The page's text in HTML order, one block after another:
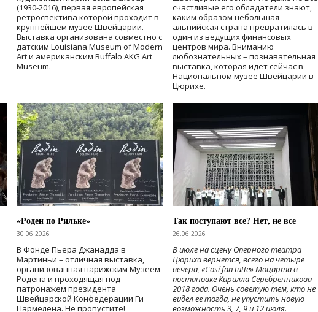
(1930-2016), первая европейская
ретроспектива которой проходит в
крупнейшем музее Швейцарии.
Выставка организована совместно с
датским Louisiana Museum of Modern
Art и американским Buffalo AKG Art
Museum.
счастливые его обладатели знают,
каким образом небольшая
альпийская страна превратилась в
один из ведущих финансовых
центров мира. Вниманию
любознательных – познавательная
выставка, которая идет сейчас в
Национальном музее Швейцарии в
Цюрихе.
«Роден по Рильке»
30.06.2026
В Фонде Пьера Джанадда в
Мартиньи – отличная выставка,
организованная парижским Музеем
Родена и проходящая под
патронажем президента
Швейцарской Конфедерации Ги
Пармелена. Не пропустите!
Так поступают все? Нет, не все
26.06.2026
В июле на сцену Оперного театра
Цюриха вернется, всего на четыре
вечера, «Cosí fan tutte» Моцарта в
постановке Кирилла Серебренникова
2018 года. Очень советую тем, кто не
видел ее тогда, не упустить новую
возможность 3, 7, 9 и 12 июля.